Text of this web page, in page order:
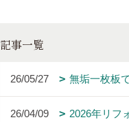
記事一覧
26/05/27 無垢一枚板
26/04/09 2026年リフ